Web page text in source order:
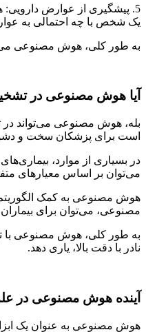
5. پیشگیری از عوارض
یک شخص با چه احتمالی به
به طور کلی، هوش مصنوعی
آیا هوش مصنوعی در
بله، هوش مصنوعی می‌تواند در
است برای پزشکان سخت و
در بسیاری از موارد،
می‌توان بر اساس معیارهای
هوش مصنوعی به کمک
مصنوعی، می‌توان برای بیماران
به طور کلی، هوش مصنوعی با
نادر با دقت بالا، یاری دهد.
آینده هوش مصنوعی در
هوش مصنوعی به عنوان یک